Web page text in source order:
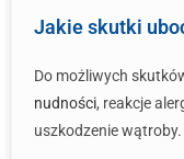
Jakie skutki
Do możliwych
nudności, reakcje
uszkodzenie wątroby.